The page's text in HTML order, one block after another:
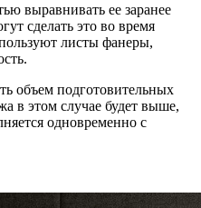
выравнивать ее заранее
сделать это во время
листы фанеры,
объем подготовительных
в этом случае будет выше,
одновременно с